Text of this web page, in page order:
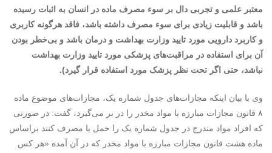
معتبر علمی و تجربی دال بر سوء مصرف ماده در انسان به اثبات رسیده
باشد و قابلیت زیادی برای سوء مصرف داشته باشد، فاقد هرگونه کاربری
و کاربرد دارویی مورد تایید وزارت بهداشت و درمان باشد و بی‌خطر بودن
آن برای استفاده در مراقبت‌های پزشکی مورد تایید وزارت بهداشت
نباشد، حتی اگر تحت نظر پزشک مورد استفاده قرار گیرد).
وی با بیان اینکه مجازات‌های جدول شماره یک، مجازات‌های موضوع ماده
۸ قانون مجازات مبارزه با مواد مخدر را در بر می‌گیرد،‌ گفت: در صورتی
که افراد مواد مندرج در جدول شماره یک را حمل یا مصرف کنند براساس
ماده هشت قانون مجازات مبارزه با مواد مخدر که در آن آمده «هر کس